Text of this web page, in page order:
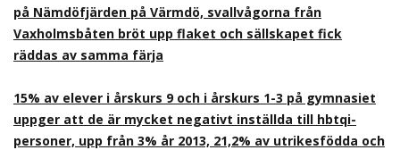
på Nämdöfjärden på Värmdö, svallvågorna från
Vaxholmsbåten bröt upp flaket och sällskapet fick
räddas av samma färja
15% av elever i årskurs 9 och i årskurs 1-3 på gymnasiet
uppger att de är mycket negativt inställda till hbtqi-
personer, upp från 3% år 2013, 21,2% av utrikesfödda och